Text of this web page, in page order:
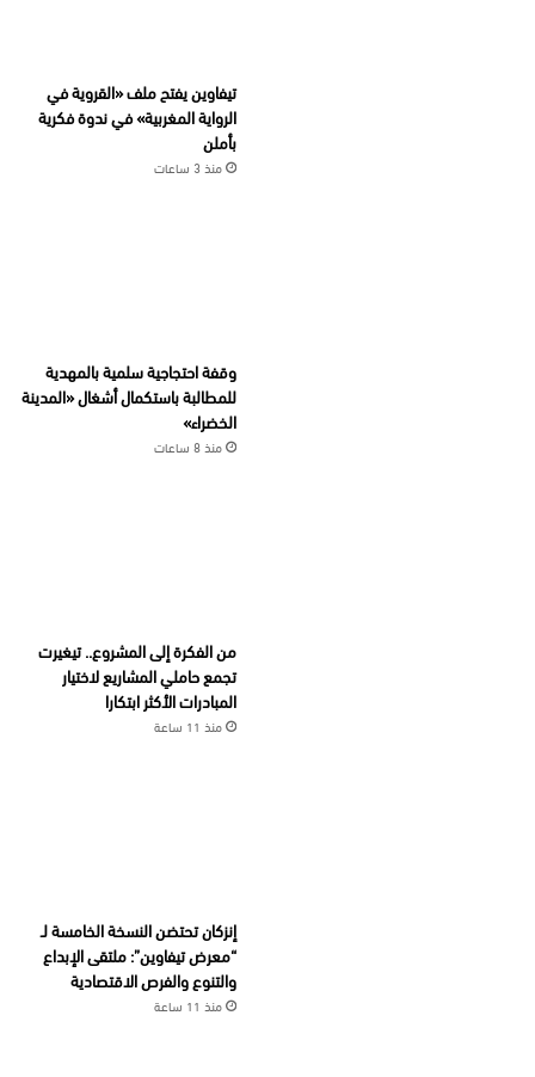
تيفاوين يفتح ملف «القروية في
الرواية المغربية» في ندوة فكرية
بأملن
منذ 3 ساعات
وقفة احتجاجية سلمية بالمهدية
للمطالبة باستكمال أشغال «المدينة
الخضراء»
منذ 8 ساعات
من الفكرة إلى المشروع.. تيغيرت
تجمع حاملي المشاريع لاختيار
المبادرات الأكثر ابتكارا
منذ 11 ساعة
إنزكان تحتضن النسخة الخامسة لـ
“معرض تيفاوين”: ملتقى الإبداع
والتنوع والفرص الاقتصادية
منذ 11 ساعة